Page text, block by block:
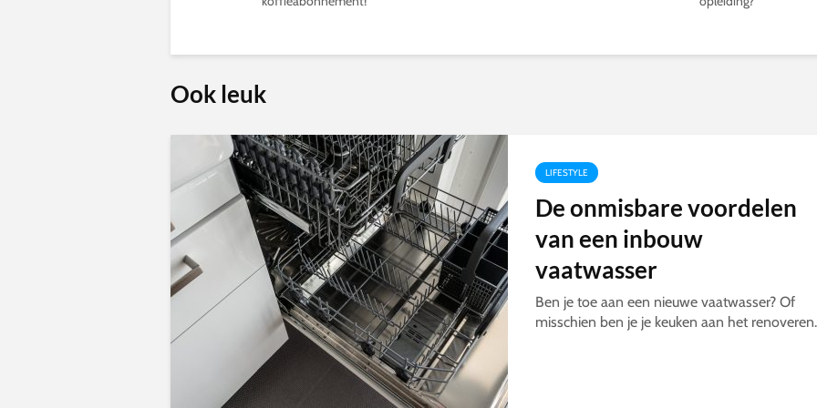
Ook leuk
LIFESTYLE
De onmisbare voordelen
van een inbouw
vaatwasser
Ben je toe aan een nieuwe vaatwasser? Of
misschien ben je je keuken aan het